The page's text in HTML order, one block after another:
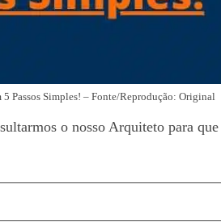
Passos Simples! – Fonte/Reprodução: Original
o nosso Arquiteto para